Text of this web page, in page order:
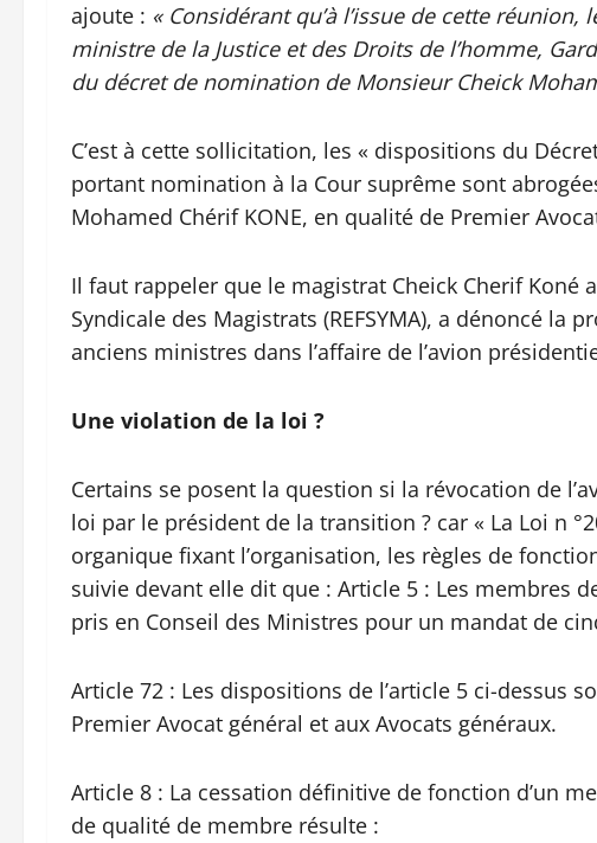
ajoute : « Considérant qu’à l’issue de cette
ministre de la Justice et des Droits de l’homme,
du décret de nomination de Monsieur Cheick
C’est à cette sollicitation, les « dispositions du
portant nomination à la Cour suprême sont
Mohamed Chérif KONE, en qualité de Premier
Il faut rappeler que le magistrat Cheick Cherif Koné
Syndicale des Magistrats (REFSYMA), a dénoncé la
anciens ministres dans l’affaire de l’avion
Une violation de la loi ?
Certains se posent la question si la révocation de
loi par le président de la transition ? car « La Loi n
organique fixant l’organisation, les règles de
suivie devant elle dit que : Article 5 : Les membres
pris en Conseil des Ministres pour un mandat de
Article 72 : Les dispositions de l’article 5 ci-dessus
Premier Avocat général et aux Avocats généraux.
Article 8 : La cessation définitive de fonction d’un
de qualité de membre résulte :